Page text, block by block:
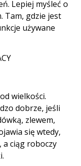
Lepiej myśleć o
Tam, gdzie jest
używane
wielkości.
dobrze, jeśli
zlewem,
się wtedy,
ciąg roboczy